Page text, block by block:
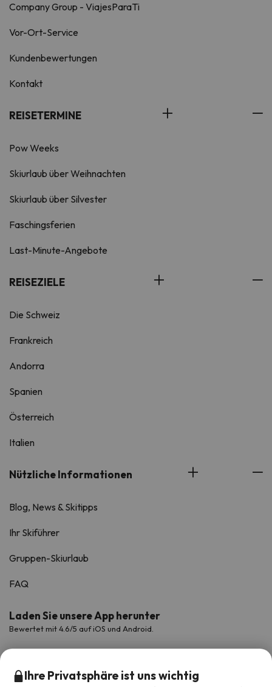
Company Group - ViajesParaTi
Vor-Ort-Service
Kundenbewertungen
Kontakt
REISETERMINE
Pow Weeks
Skiurlaub über Weihnachten
Skiurlaub über Silvester
Faschingsferien
Last-Minute-Angebote
REISEZIELE
Die Schweiz
Frankreich
Andorra
Spanien
Österreich
Italien
Nützliche Informationen
Blog, News & Skitipps
Ihr Skiführer
Gruppen-Skiurlaub
FAQ
Laden Sie unsere App herunter
Bewertet mit 4.6/5 auf iOS und Android.
Ihre Privatsphäre ist uns wichtig